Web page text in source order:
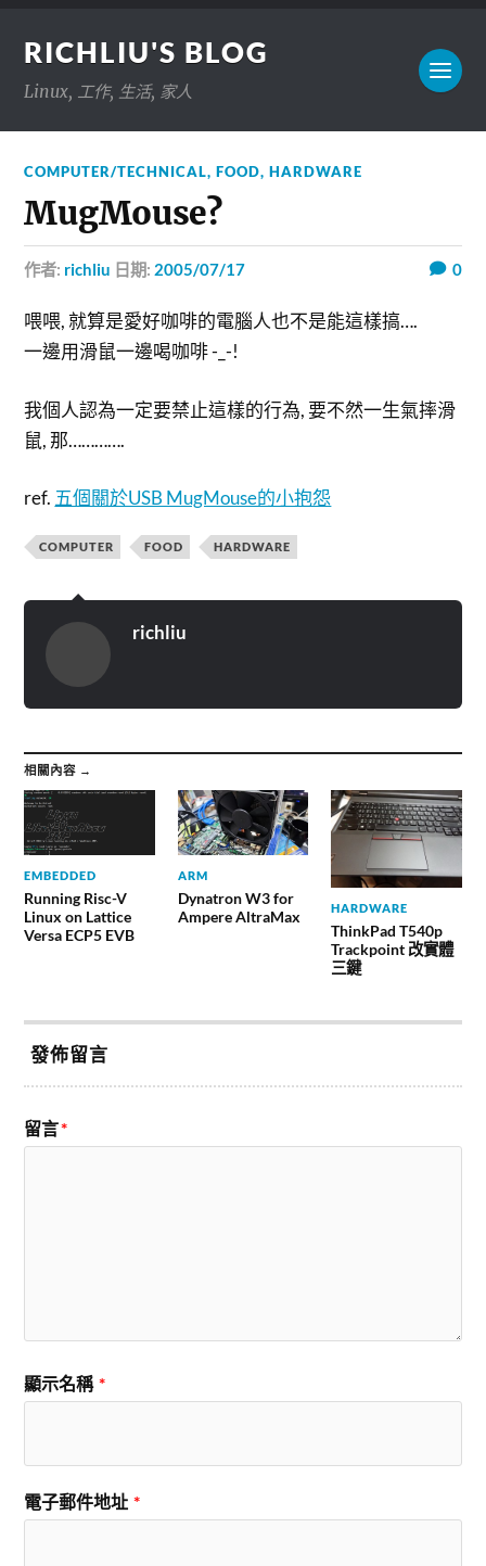
RICHLIU'S BLOG
Linux, 工作, 生活, 家人
COMPUTER/TECHNICAL,FOOD,HARDWARE
MugMouse?
作者: richliu 日期: 2005/07/17 0
喂喂, 就算是愛好咖啡的電腦人也不是能這樣搞….
一邊用滑鼠一邊喝咖啡 -_-!
我個人認為一定要禁止這樣的行為, 要不然一生氣摔滑
鼠, 那………….
ref. 五個關於USB MugMouse的小抱怨
COMPUTER FOOD HARDWARE
richliu
相關內容 →
EMBEDDED
Running Risc-V
Linux on Lattice
Versa ECP5 EVB
ARM
Dynatron W3 for
Ampere AltraMax
HARDWARE
ThinkPad T540p
Trackpoint 改實體
三鍵
發佈留言
留言*
顯示名稱 *
電子郵件地址 *